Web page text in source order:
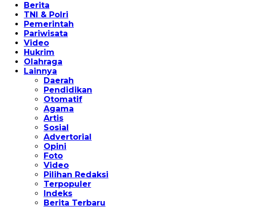
Berita
TNI & Polri
Pemerintah
Pariwisata
Video
Hukrim
Olahraga
Lainnya
Daerah
Pendidikan
Otomatif
Agama
Artis
Sosial
Advertorial
Opini
Foto
Video
Pilihan Redaksi
Terpopuler
Indeks
Berita Terbaru